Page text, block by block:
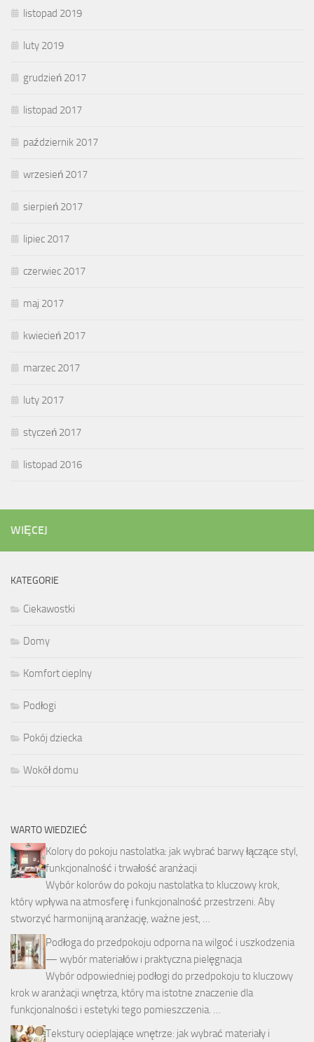
listopad 2019
luty 2019
grudzień 2017
listopad 2017
październik 2017
wrzesień 2017
sierpień 2017
lipiec 2017
czerwiec 2017
maj 2017
kwiecień 2017
marzec 2017
luty 2017
styczeń 2017
listopad 2016
WIĘCEJ
KATEGORIE
Ciekawostki
Domy
Komfort cieplny
Podłogi
Pokój dziecka
Wokół domu
WARTO WIEDZIEĆ
Kolory do pokoju nastolatka: jak wybrać barwy łączące styl,
funkcjonalność i trwałość aranżacji
Wybór kolorów do pokoju nastolatka to kluczowy krok,
który wpływa na atmosferę i funkcjonalność przestrzeni. Aby
stworzyć harmonijną aranżację, ważne jest, …
Podłoga do przedpokoju odporna na wilgoć i uszkodzenia
— wybór materiałów i praktyczna pielęgnacja
Wybór odpowiedniej podłogi do przedpokoju to kluczowy
krok w aranżacji wnętrza, który ma istotne znaczenie dla
funkcjonalności i estetyki tego pomieszczenia. …
Tekstury ocieplające wnętrze: jak wybrać materiały i